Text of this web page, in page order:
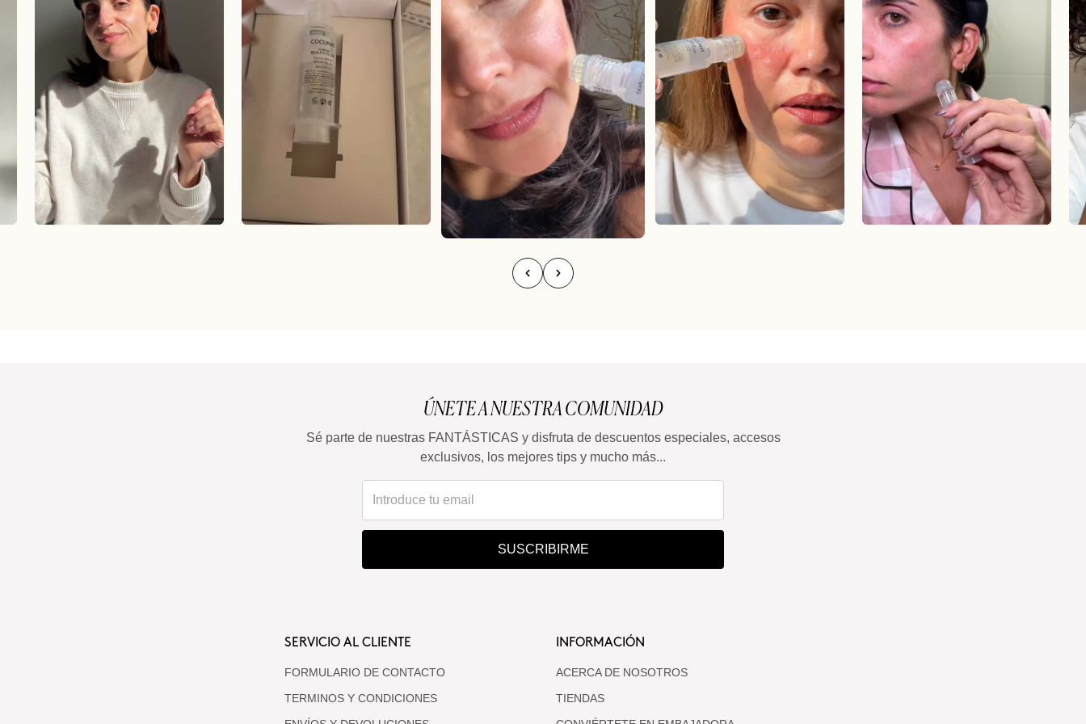
ÚNETE A NUESTRA COMUNIDAD
Sé parte de nuestras FANTÁSTICAS y disfruta de descuentos especiales, accesos
exclusivos, los mejores tips y mucho más...
SUSCRIBIRME
SERVICIO AL CLIENTE
FORMULARIO DE CONTACTO
TERMINOS Y CONDICIONES
INFORMACIÓN
ACERCA DE NOSOTROS
TIENDAS